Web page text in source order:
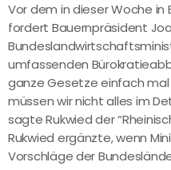
Vor dem in dieser Woche
fordert Bauernpräsident
umfassenden
ganze Gesetze einfach mal
müssen wir nicht alles im
sagte Rukwied der
Rukwied ergänzte, wenn
Vorschläge der